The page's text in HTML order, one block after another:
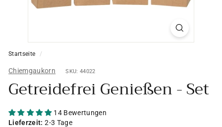
Startseite /
Chiemgaukorn SKU: 44022
Getreidefrei Genießen - Set
14 Bewertungen
Lieferzeit: 2-3 Tage